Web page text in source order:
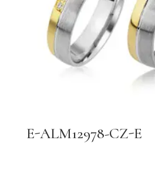
E-ALM12978-CZ-E